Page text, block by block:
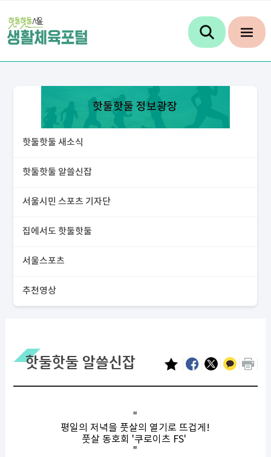
핫둘핫둘 정보광장
핫둘핫둘 새소식
핫둘핫둘 알쓸신잡
서울시민 스포츠 기자단
집에서도 핫둘핫둘
서울스포츠
추천영상
핫둘핫둘 알쓸신잡
"
평일의 저녁을 풋살의 열기로 뜨겁게!
풋살 동호회 '쿠로이츠 FS'
"